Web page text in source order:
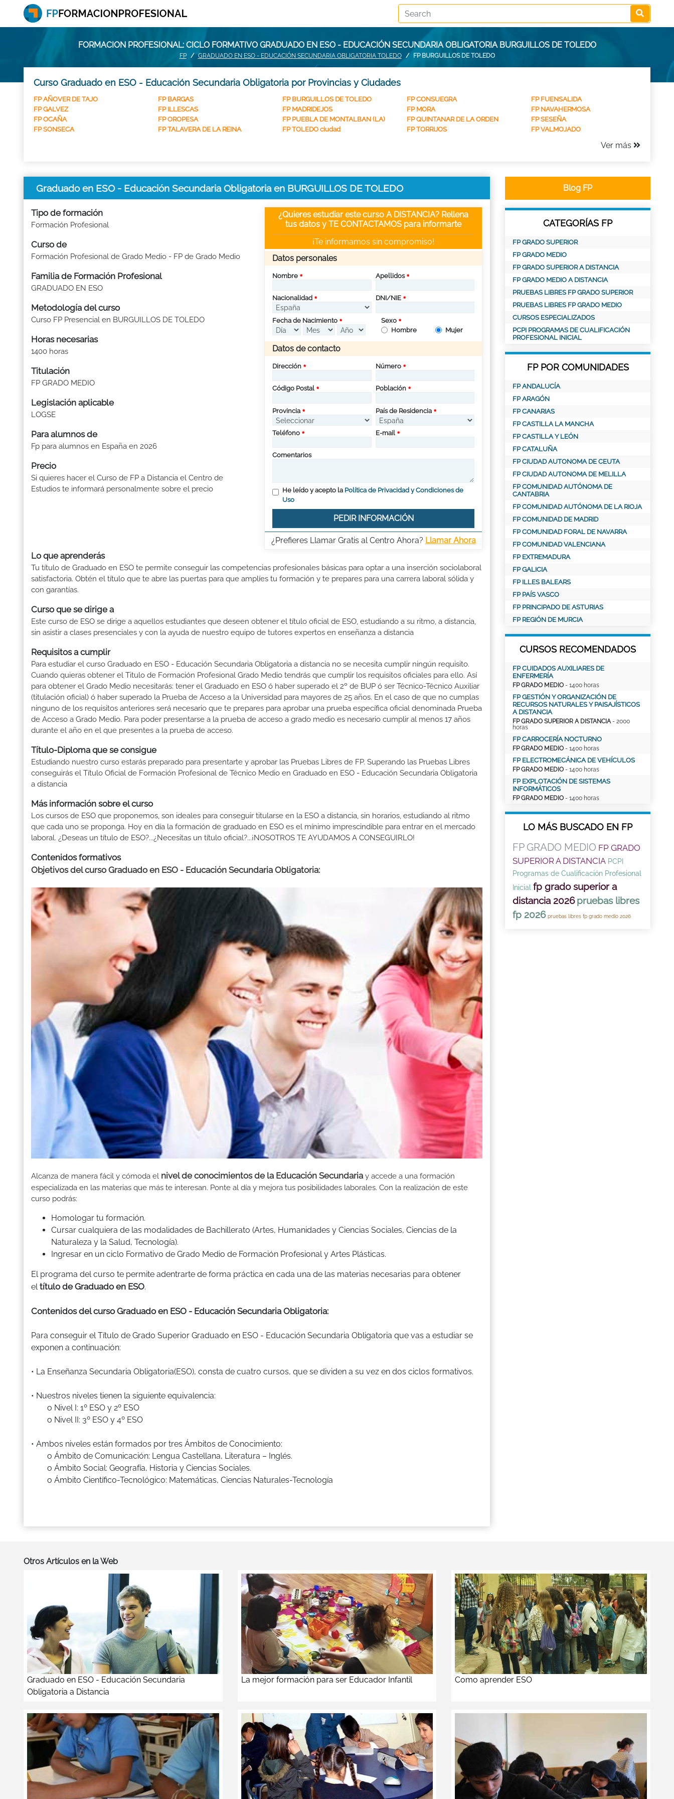
FORMACION PROFESIONAL: CICLO FORMATIVO GRADUADO EN ESO - EDUCACIÓN SECUNDARIA OBLIGATORIA BURGUILLOS DE TOLEDO
FP GRADUADO EN ESO - EDUCACIÓN SECUNDARIA OBLIGATORIA TOLEDO FP BURGUILLOS DE TOLEDO
Curso Graduado en ESO - Educación Secundaria Obligatoria por Provincias y Ciudades
FP AÑOVER DE TAJO FP BARGAS FP BURGUILLOS DE TOLEDO FP CONSUEGRA
FP FUENSALIDA
FP GALVEZ
FP ILLESCAS FP MADRIDEJOS FP MORA
FP NAVAHERMOSA
FP OCAÑA
FP OROPESA FP PUEBLA DE MONTALBAN (LA) FP QUINTANAR DE LA ORDEN
FP SESEÑA
FP SONSECA
FP TALAVERA DE LA REINA FP TOLEDO ciudad FP TORRIJOS FP VALMOJADO
Ver más
Graduado en ESO - Educación Secundaria Obligatoria en BURGUILLOS DE TOLEDO
Tipo de formación
Formación Profesional
Curso de
Formación Profesional de Grado Medio - FP de Grado Medio
Familia de Formación Profesional
GRADUADO EN ESO
Metodología del curso
Curso FP Presencial en BURGUILLOS DE TOLEDO
Horas necesarias
1400 horas
Titulación
FP GRADO MEDIO
Legislación aplicable
LOGSE
Para alumnos de
Fp para alumnos en España en 2026
Precio
Si quieres hacer el Curso de FP a Distancia el Centro de
Estudios te informará personalmente sobre el precio
¿Quieres estudiar este curso A DISTANCIA? Rellena
tus datos y TE CONTACTAMOS para informarte
¡Te informamos sin compromiso!
Datos personales
Nombre Apellidos
Nacionalidad DNI/NIE
Fecha de Nacimiento
Sexo
Hombre
Mujer
Datos de contacto
Dirección Número
Código Postal Población
Provincia País de Residencia
Teléfono E-mail
Comentarios
He leído y acepto la Política de Privacidad y Condiciones de
Uso
PEDIR INFORMACIÓN
¿Prefieres Llamar Gratis al Centro Ahora? Llamar Ahora
Lo que aprenderás
Tu título de Graduado en ESO te permite conseguir las competencias profesionales básicas para optar a una inserción sociolaboral
satisfactoria. Obtén el título que te abre las puertas para que amplíes tu formación y te prepares para una carrera laboral sólida y
con garantías.
Curso que se dirige a
Este curso de ESO se dirige a aquellos estudiantes que deseen obtener el título oficial de ESO, estudiando a su ritmo, a distancia,
sin asistir a clases presenciales y con la ayuda de nuestro equipo de tutores expertos en enseñanza a distancia
Requisitos a cumplir
Para estudiar el curso Graduado en ESO - Educación Secundaria Obligatoria a distancia no se necesita cumplir ningún requisito.
Cuando quieras obtener el Titulo de Formación Profesional Grado Medio tendrás que cumplir los requisitos oficiales para ello. Así
para obtener el Grado Medio necesitarás: tener el Graduado en ESO ó haber superado el 2º de BUP ó ser Técnico-Técnico Auxiliar
(titulación oficial) ó haber superado la Prueba de Acceso a la Universidad para mayores de 25 años. En el caso de que no cumplas
ninguno de los requisitos anteriores será necesario que te prepares para aprobar una prueba específica oficial denominada Prueba
de Acceso a Grado Medio. Para poder presentarse a la prueba de acceso a grado medio es necesario cumplir al menos 17 años
durante el año en el que presentes a la prueba de acceso.
Título-Diploma que se consigue
Estudiando nuestro curso estarás preparado para presentarte y aprobar las Pruebas Libres de FP. Superando las Pruebas Libres
conseguirás el Título Oficial de Formación Profesional de Técnico Medio en Graduado en ESO - Educación Secundaria Obligatoria
a distancia
Más información sobre el curso
Los cursos de ESO que proponemos, son ideales para conseguir titularse en la ESO a distancia, sin horarios, estudiando al ritmo
que cada uno se proponga. Hoy en día la formación de graduado en ESO es el mínimo imprescindible para entrar en el mercado
laboral. ¿Deseas un título de ESO?...¿Necesitas un título oficial?...¡NOSOTROS TE AYUDAMOS A CONSEGUIRLO!
Contenidos formativos
Objetivos del curso Graduado en ESO - Educación Secundaria Obligatoria:
Alcanza de manera fácil y cómoda el nivel de conocimientos de la Educación Secundariay accede a una formación
especializada en las materias que más te interesan. Ponte al día y mejora tus posibilidades laborales. Con la realización de este
curso podrás:
Homologar tu formación.
Cursar cualquiera de las modalidades de Bachillerato (Artes, Humanidades y Ciencias Sociales, Ciencias de la
Naturaleza y la Salud, Tecnología).
Ingresar en un ciclo Formativo de Grado Medio de Formación Profesional y Artes Plásticas.
El programa del curso te permite adentrarte de forma práctica en cada una de las materias necesarias para obtener
eltítulo de Graduado en ESO.
Contenidos del curso Graduado en ESO - Educación Secundaria Obligatoria:
Para conseguir el Título de Grado Superior Graduado en ESO - Educación Secundaria Obligatoria que vas a estudiar se
exponen a continuación:
• La Enseñanza Secundaria Obligatoria(ESO), consta de cuatro cursos, que se dividen a su vez en dos ciclos formativos.
• Nuestros niveles tienen la siguiente equivalencia:
o Nivel I: 1º ESO y 2º ESO
o Nivel II: 3º ESO y 4º ESO
• Ambos niveles están formados por tres Ámbitos de Conocimiento:
o Ámbito de Comunicación: Lengua Castellana, Literatura – Inglés.
o Ámbito Social: Geografía, Historia y Ciencias Sociales.
o Ámbito Científico-Tecnológico: Matemáticas, Ciencias Naturales-Tecnología
Blog FP
CATEGORÍAS FP
FP GRADO SUPERIOR
FP GRADO MEDIO
FP GRADO SUPERIOR A DISTANCIA
FP GRADO MEDIO A DISTANCIA
PRUEBAS LIBRES FP GRADO SUPERIOR
PRUEBAS LIBRES FP GRADO MEDIO
CURSOS ESPECIALIZADOS
PCPI PROGRAMAS DE CUALIFICACIÓN
PROFESIONAL INICIAL
FP POR COMUNIDADES
FP ANDALUCÍA
FP ARAGÓN
FP CANARIAS
FP CASTILLA LA MANCHA
FP CASTILLA Y LEÓN
FP CATALUÑA
FP CIUDAD AUTONOMA DE CEUTA
FP CIUDAD AUTONOMA DE MELILLA
FP COMUNIDAD AUTÓNOMA DE
CANTABRIA
FP COMUNIDAD AUTÓNOMA DE LA RIOJA
FP COMUNIDAD DE MADRID
FP COMUNIDAD FORAL DE NAVARRA
FP COMUNIDAD VALENCIANA
FP EXTREMADURA
FP GALICIA
FP ILLES BALEARS
FP PAÍS VASCO
FP PRINCIPADO DE ASTURIAS
FP REGIÓN DE MURCIA
CURSOS RECOMENDADOS
FP CUIDADOS AUXILIARES DE
ENFERMERÍA
FP GRADO MEDIO - 1400 horas
FP GESTIÓN Y ORGANIZACIÓN DE
RECURSOS NATURALES Y PAISAJÍSTICOS
A DISTANCIA
FP GRADO SUPERIOR A DISTANCIA- 2000
horas
FP CARROCERÍA NOCTURNO
FP GRADO MEDIO - 1400 horas
FP ELECTROMECÁNICA DE VEHÍCULOS
FP GRADO MEDIO - 1400 horas
FP EXPLOTACIÓN DE SISTEMAS
INFORMÁTICOS
FP GRADO MEDIO - 1400 horas
LO MÁS BUSCADO EN FP
FP GRADO MEDIO FP GRADO
SUPERIOR A DISTANCIA PCPI
Programas de Cualificación Profesional
Inicial fp grado superior a
distancia 2026 pruebas libres
fp 2026 pruebas libres fp grado medio 2026
Otros Artículos en la Web
Graduado en ESO - Educación Secundaria
Obligatoria a Distancia
La mejor formación para ser Educador Infantil Como aprender ESO